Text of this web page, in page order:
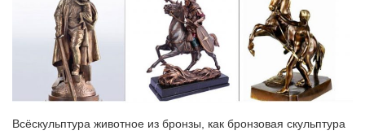
прошлого.
Сувениры символы 2018 года собаки. Корпоративные
подарки…
В Интернет магазине Baltamber.ru можно приобрести
разнообразные корпоративные новогодние сувениры и
фигурки собачек. Baltamber – изделия из янтаря.Символ 2018
Всёскульптура животное из бронзы, как бронзовая скульптура